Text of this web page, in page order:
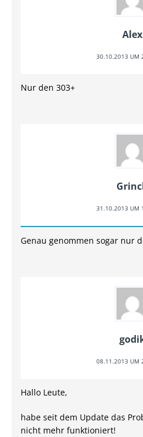
Alex
30.10.2013 UM
Nur den 303+
31.10.2013 UM
Genau genommen sogar nur
08.11.2013 UM
Hallo Leute,
habe seit dem Update das
nicht mehr funktioniert!